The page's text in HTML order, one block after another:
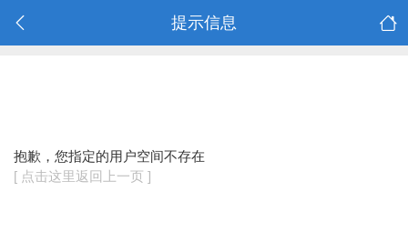
提示信息
抱歉，您指定的用户空间不存在
[ 点击这里返回上一页 ]